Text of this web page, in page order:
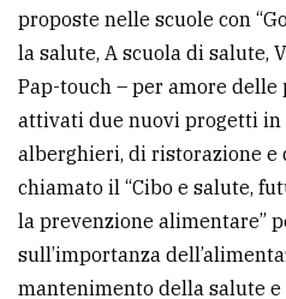
proposte nelle scuole con
la salute, A scuola di salute,
Pap-touch – per amore delle
attivati due nuovi progetti
alberghieri, di ristorazione e
chiamato il “Cibo e salute,
la prevenzione alimentare”
sull’importanza
mantenimento della salute e